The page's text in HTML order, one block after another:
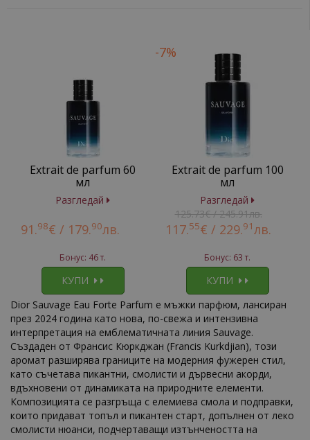
Extrait de parfum 60
мл
Разгледай
91.98€ / 179.90лв.
Бонус: 46 т.
КУПИ
-7%
Extrait de parfum 100
мл
Разгледай
125.73€ / 245.91лв.
117.55€ / 229.91лв.
Бонус: 63 т.
КУПИ
Dior Sauvage Eau Forte Parfum е мъжки парфюм, лансиран
през 2024 година като нова, по-свежа и интензивна
интерпретация на емблематичната линия Sauvage.
Създаден от Франсис Кюркджан (Francis Kurkdjian), този
аромат разширява границите на модерния фужерен стил,
като съчетава пикантни, смолисти и дървесни акорди,
вдъхновени от динамиката на природните елементи.
Композицията се разгръща с елемиева смола и подправки,
които придават топъл и пикантен старт, допълнен от леко
смолисти нюанси, подчертаващи изтънчеността на